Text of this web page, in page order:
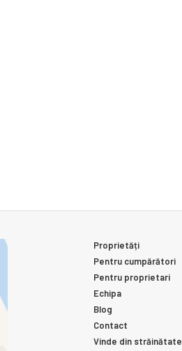
Proprietăți
Pentru cumpărători
Pentru proprietari
Echipa
Blog
Contact
Vinde din străinătate